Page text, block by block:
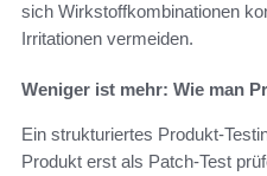
sich Wirkstoffkombinationen
Irritationen vermeiden.
Weniger ist mehr: Wie man
Ein strukturiertes Produkt-
Produkt erst als Patch-Test